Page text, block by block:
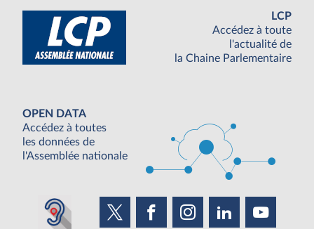
LCP
Accédez à toute
l'actualité de
la Chaine Parlementaire
OPEN DATA
Accédez à toutes
les données de
l'Assemblée nationale